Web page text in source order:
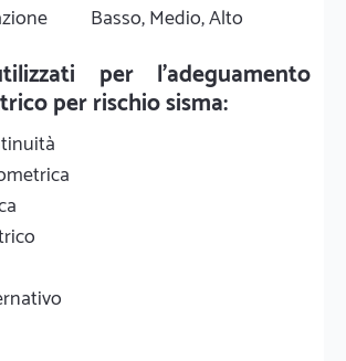
Basso, Medio, Alto
per l'adeguamento
per rischio sisma: